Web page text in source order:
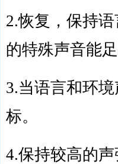
2.恢复，保持
的特殊声音能
3.当语言和环
标。
4.保持较高的